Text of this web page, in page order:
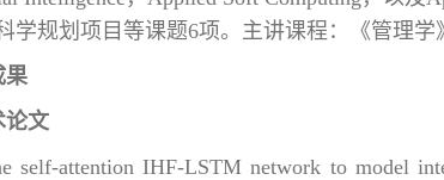
学规划项目等课题6项。主讲课程：《管理
果
论文
attention IHF-LSTM network to model